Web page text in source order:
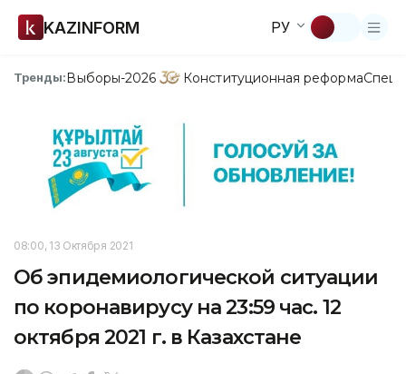
KAZINFORM РУ
Тренды:Выборы-2026 Конституционная реформа
08:00, 13 Октября 2021
Об эпидемиологической ситуации
по коронавирусу на 23:59 час. 12
октября 2021 г. в Казахстане